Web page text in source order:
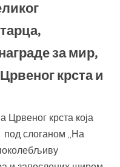
за мир,
крста и
Црвеног крста која
под слоганом „На